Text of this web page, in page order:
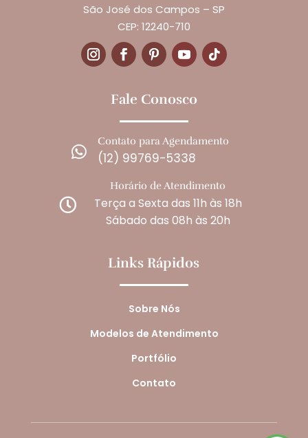
São José dos Campos – SP
CEP: 12240-710
Fale Conosco

Contato para Agendamento
(12) 99769-5338

Horário de Atendimento
Terça a Sexta das 11h às 18h
Sábado das 08h às 20h
Links Rápidos
Sobre Nós
Modelos de Atendimento
Portfólio
Contato